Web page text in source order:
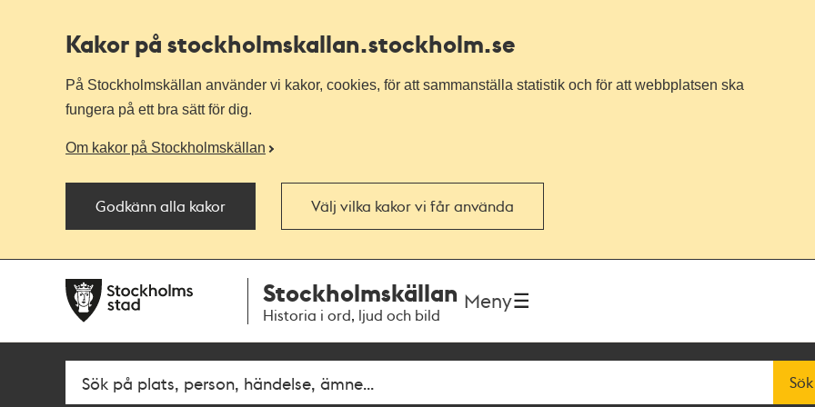
Kakor på stockholmskallan.stockholm.se
På Stockholmskällan använder vi kakor, cookies, för att sammanställa statistik och för att webbplatsen ska
fungera på ett bra sätt för dig.
Om kakor på Stockholmskällan
Godkänn alla kakor Välj vilka kakor vi får använda
navigationen
huvudinnehållet
Stockholmskällan
Historia i ord, ljud och bild
Meny
Fritextsök Sök